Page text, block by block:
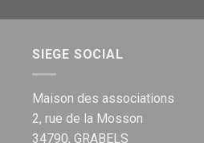
SIEGE SOCIAL
Maison des associations
2, rue de la Mosson
34790, GRABELS